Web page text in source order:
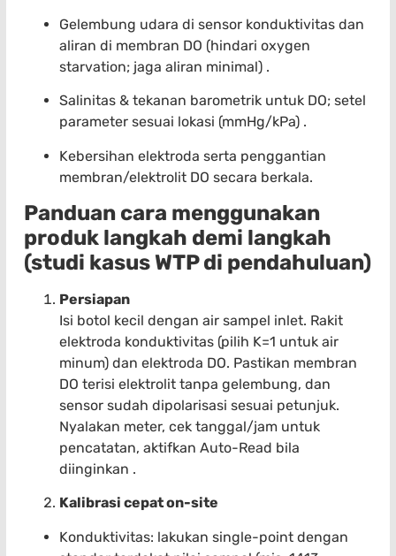
Gelembung udara di sensor konduktivitas dan
aliran di membran DO (hindari oxygen
starvation; jaga aliran minimal) .
Salinitas & tekanan barometrik untuk DO; setel
parameter sesuai lokasi (mmHg/kPa) .
Kebersihan elektroda serta penggantian
membran/elektrolit DO secara berkala.
Panduan cara menggunakan
produk langkah demi langkah
(studi kasus WTP di pendahuluan)
Persiapan
Isi botol kecil dengan air sampel inlet. Rakit
elektroda konduktivitas (pilih K=1 untuk air
minum) dan elektroda DO. Pastikan membran
DO terisi elektrolit tanpa gelembung, dan
sensor sudah dipolarisasi sesuai petunjuk.
Nyalakan meter, cek tanggal/jam untuk
pencatatan, aktifkan Auto-Read bila
diinginkan .
Kalibrasi cepat on-site
Konduktivitas: lakukan single-point dengan